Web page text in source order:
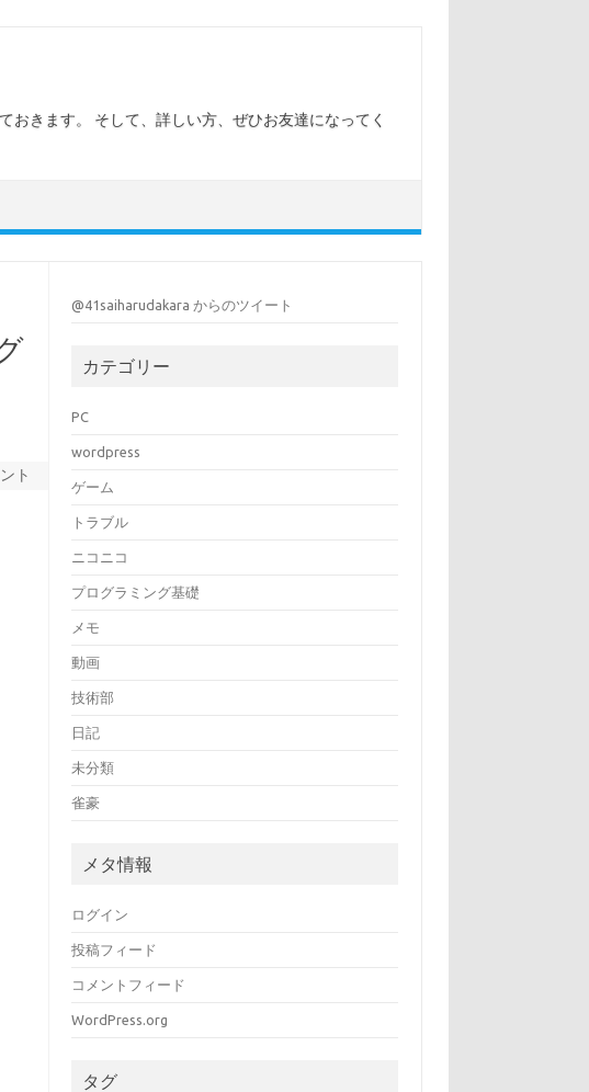
きます。 そして、詳しい方、ぜひお友達になってく
ト
@41saiharudakara からのツイート
カテゴリー
PC
wordpress
ゲーム
トラブル
ニコニコ
プログラミング基礎
メモ
動画
技術部
日記
未分類
雀豪
メタ情報
ログイン
投稿フィード
コメントフィード
WordPress.org
タグ